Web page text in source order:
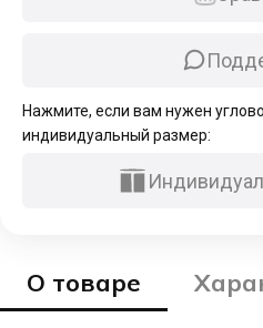
Нажмите, если вам нужен
индивидуальный размер:
О товаре